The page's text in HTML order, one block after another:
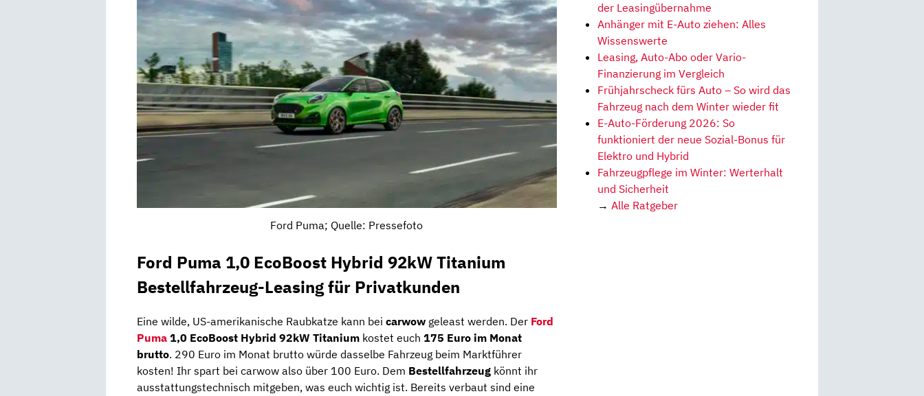
Ford Puma; Quelle: Pressefoto
Ford Puma 1,0 EcoBoost Hybrid 92kW Titanium
Bestellfahrzeug-Leasing für Privatkunden
Eine wilde, US-amerikanische Raubkatze kann bei carwow geleast werden. Der Ford
Puma 1,0 EcoBoost Hybrid 92kW Titanium kostet euch 175 Euro im Monat
brutto. 290 Euro im Monat brutto würde dasselbe Fahrzeug beim Marktführer
kosten! Ihr spart bei carwow also über 100 Euro. Dem Bestellfahrzeug könnt ihr
ausstattungstechnisch mitgeben, was euch wichtig ist. Bereits verbaut sind eine
der Leasingübernahme
Anhänger mit E-Auto ziehen: Alles
Wissenswerte
Leasing, Auto-Abo oder Vario-
Finanzierung im Vergleich
Frühjahrscheck fürs Auto – So wird das
Fahrzeug nach dem Winter wieder fit
E-Auto-Förderung 2026: So
funktioniert der neue Sozial-Bonus für
Elektro und Hybrid
Fahrzeugpflege im Winter: Werterhalt
und Sicherheit
→ Alle Ratgeber